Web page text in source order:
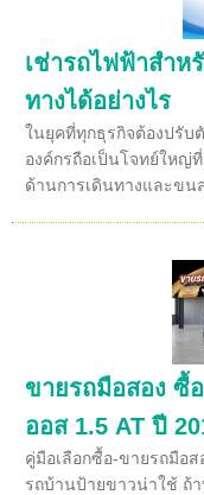
เช่ารถไฟฟ้าสำห
ทางได้อย่างไร
ในยุคที่ทุกธุรกิจต้องปรับ
องค์กรถือเป็นโจทย์ใหญ่
ด้านการเดินทางและขน
ขายรถมือสอง ซื้
ออส 1.5 AT ปี
คู่มือเลือกซื้อ-ขายรถมือส
รถบ้านป้ายขาวน่าใช้ ถ้